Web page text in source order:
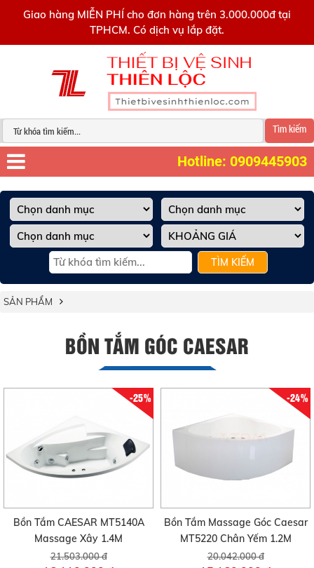
Giao hàng MIỄN PHÍ cho đơn hàng trên 3.000.000đ tại
TPHCM. Có dịch vụ lắp đặt.
Tìm kiếm
Hotline: 0909445903
TÌM KIẾM
SẢN PHẨM
BỒN TẮM GÓC CAESAR
-25%
Bồn Tắm CAESAR MT5140A
Massage Xây 1.4M
21.503.000 đ
-24%
Bồn Tắm Massage Góc Caesar
MT5220 Chân Yếm 1.2M
20.042.000 đ
0909445903